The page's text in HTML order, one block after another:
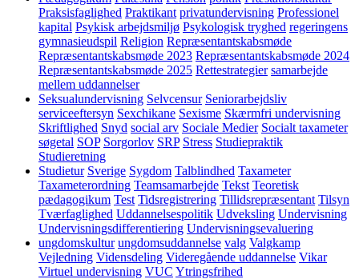
Praksisfaglighed Praktikant privatundervisning Professionel
kapital Psykisk arbejdsmiljø Psykologisk tryghed regeringens
gymnasieudspil Religion Repræsentantskabsmøde
Repræsentantskabsmøde 2023 Repræsentantskabsmøde 2024
Repræsentantskabsmøde 2025 Rettestrategier samarbejde
mellem uddannelser
Seksualundervisning Selvcensur Seniorarbejdsliv
serviceeftersyn Sexchikane Sexisme Skærmfri undervisning
Skriftlighed Snyd social arv Sociale Medier Socialt taxameter
søgetal SOP Sorgorlov SRP Stress Studiepraktik
Studieretning
Studietur Sverige Sygdom Talblindhed Taxameter
Taxameterordning Teamsamarbejde Tekst Teoretisk
pædagogikum Test Tidsregistrering Tillidsrepræsentant Tilsyn
Tværfaglighed Uddannelsespolitik Udveksling Undervisning
Undervisningsdifferentiering Undervisningsevaluering
ungdomskultur ungdomsuddannelse valg Valgkamp
Vejledning Vidensdeling Videregående uddannelse Vikar
Virtuel undervisning VUC Ytringsfrihed